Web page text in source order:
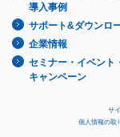
導入事例
サポート&ダウンロ
企業情報
セミナー・イベント
キャンペーン
サ
個人情報の取